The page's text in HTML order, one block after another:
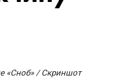
«Сноб» / Скриншот